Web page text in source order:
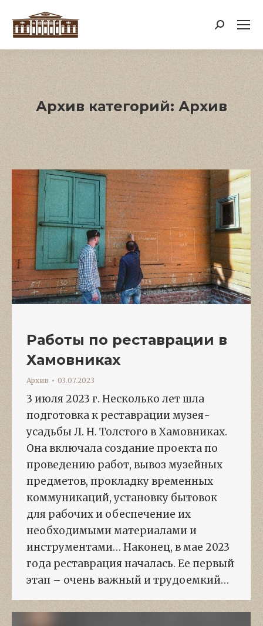
Поиск:
Архив категорий: Архив
Работы по реставрации в
Хамовниках
Архив 03.07.2023
3 июля 2023 г. Несколько лет шла
подготовка к реставрации музея-
усадьбы Л. Н. Толстого в Хамовниках.
Она включала создание проекта по
проведению работ, вывоз музейных
предметов, прокладку временных
коммуникаций, установку бытовок
для рабочих и обеспечение их
необходимыми материалами и
инструментами… Наконец, в мае 2023
года реставрация началась. Ее первый
этап – очень важный и трудоемкий…